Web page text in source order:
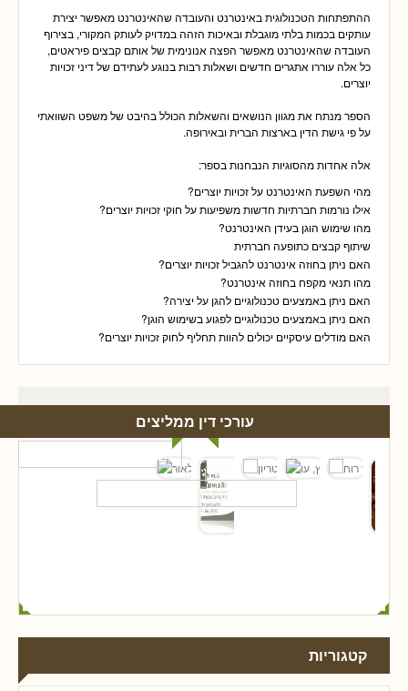
ההתפתחות הטכנולוגית באינטרנט והעובדה שהאינטרנט מאפשר יצירת
עותקים בכמות בלתי מוגבלת ובאיכות הזהה במדויק לעותק המקורי, בצירוף
העובדה שהאינטרנט מאפשר הפצה אנונימית של אותם קבצים פיראטים,
כל אלה עוררו אתגרים חדשים ושאלות רבות בנוגע לעתידם של דיני זכויות
יוצרים.
הספר מנתח את מגוון הנושאים והשאלות הכולל בהיבט של משפט השוואתי
על פי גישת הדין בארצות הברית ובאירופה.
אלה אחדות מהסוגיות הנבחנות בספר:
מהי השפעת האינטרנט על זכויות יוצרים?
אילו נורמות חברתיות חדשות משפיעות על חוקי זכויות יוצרים?
מהו שימוש הוגן בעידן האינטרנט?
שיתוף קבצים כתופעה חברתית
האם ניתן בחוזה אינטרנט להגביל זכויות יוצרים?
מהו תנאי מקפח בחוזה אינטרנט?
האם ניתן באמצעים טכנולוגיים להגן על יצירה?
האם ניתן באמצעים טכנולוגיים לפגוע בשימוש הוגן?
האם מודלים עיסקיים יכולים להוות תחליף לחוק זכויות יוצרים?
עורכי דין ממליצים
קטגוריות